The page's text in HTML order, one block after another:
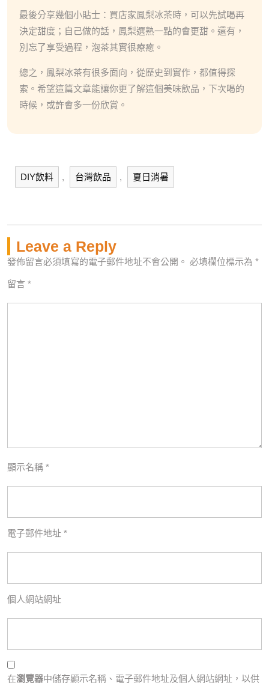
最後分享幾個小貼士：買店家鳳梨冰茶時，可以先試喝再
決定甜度；自己做的話，鳳梨選熟一點的會更甜。還有，
別忘了享受過程，泡茶其實很療癒。
總之，鳳梨冰茶有很多面向，從歷史到實作，都值得探
索。希望這篇文章能讓你更了解這個美味飲品，下次喝的
時候，或許會多一份欣賞。
DIY飲料 , 台灣飲品 , 夏日消暑
Leave a Reply
發佈留言必須填寫的電子郵件地址不會公開。 必填欄位標示為 *
留言 *
顯示名稱 *
電子郵件地址 *
個人網站網址
在瀏覽器中儲存顯示名稱、電子郵件地址及個人網站網址，以供